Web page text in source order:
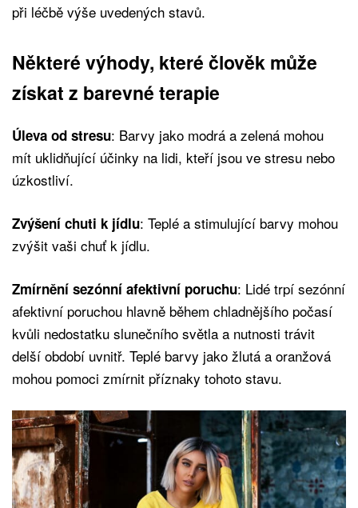
při léčbě výše uvedených stavů.
Některé výhody, které člověk může
získat z barevné terapie
Úleva od stresu: Barvy jako modrá a zelená mohou
mít uklidňující účinky na lidi, kteří jsou ve stresu nebo
úzkostliví.
Zvýšení chuti k jídlu: Teplé a stimulující barvy mohou
zvýšit vaši chuť k jídlu.
Zmírnění sezónní afektivní poruchu: Lidé trpí sezónní
afektivní poruchou hlavně během chladnějšího počasí
kvůli nedostatku slunečního světla a nutnosti trávit
delší období uvnitř. Teplé barvy jako žlutá a oranžová
mohou pomoci zmírnit příznaky tohoto stavu.